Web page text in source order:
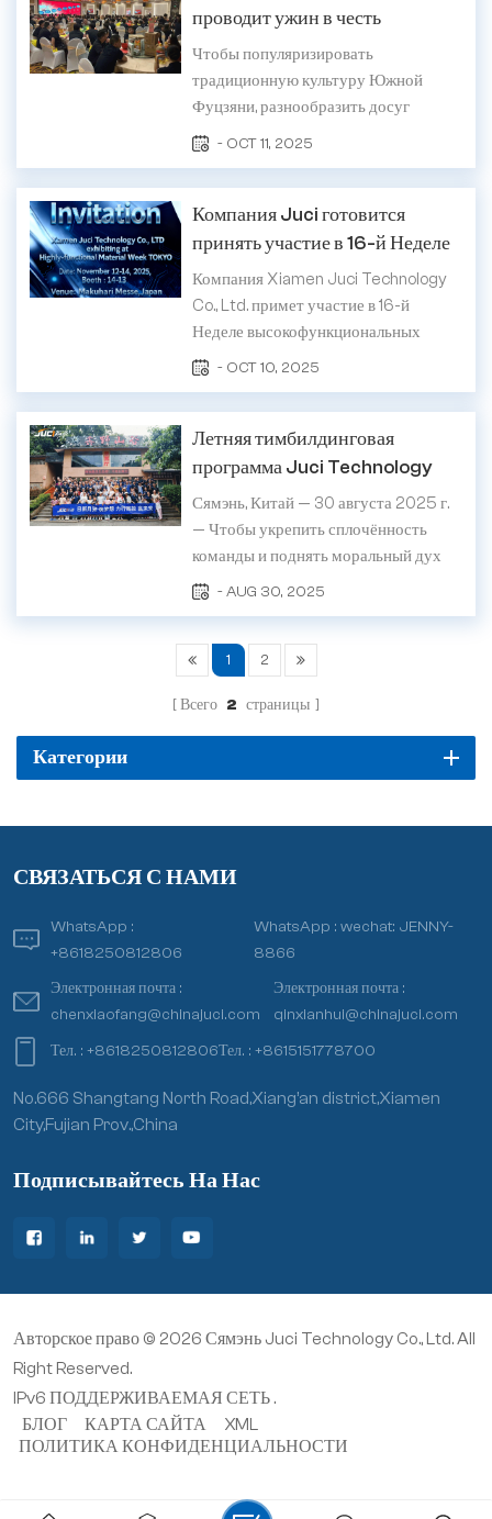
ведущим ежегодным мероприятием в
материалов в...
проводит ужин в честь
фестиваля середины осени
2025 года
Чтобы популяризировать
традиционную культуру Южной
Фуцзяни, разнообразить досуг
сотрудников и укрепить
Xiamen Juci Technology Co., Ltd.
(далее именуемая «Juci») недавно
провела грандиозный ужин в честь
- OCT 11, 2025
Компания Juci готовится
принять участие в 16-й Неделе
высокофункциональных
материалов в Токио.
Компания Xiamen Juci Technology
Co., Ltd. примет участие в 16-й
Неделе высокофункциональных
материалов в Токио (Япония), где
высокопроизводительные
керамические материалы на основе
нитрида алюминия и инновационные
крупнейших и наиболее влиятельных
- OCT 10, 2025
Летняя тимбилдинговая
программа Juci Technology
2025 года завершилась полным
успехом
Сямэнь, Китай — 30 августа 2025 г.
— Чтобы укрепить сплочённость
команды и поднять моральный дух
сотрудников, компания Xiamen Juci
мероприятие под девизом «Вместе
движемся вперёд&ra...
- AUG 30, 2025
1 2
Всего 2 страницы
Категории
СВЯЗАТЬСЯ С НАМИ
WhatsApp :
+8618250812806
WhatsApp :wechat: JENNY-
8866
Электронная почта :
chenxiaofang@chinajuci.com
Электронная почта :
qinxianhui@chinajuci.com
Тел. :+8618250812806Тел. :+8615151778700
No.666 Shangtang North Road,Xiang’an district,Xiamen
City,Fujian Prov.,China
Подписывайтесь На Нас
Авторское право © 2026 Сямэнь Juci Technology Co., Ltd. All
Right Reserved.
IPv6 ПОДДЕРЖИВАЕМАЯ СЕТЬ .
БЛОГ
КАРТА САЙТА
XML
ПОЛИТИКА КОНФИДЕНЦИАЛЬНОСТИ